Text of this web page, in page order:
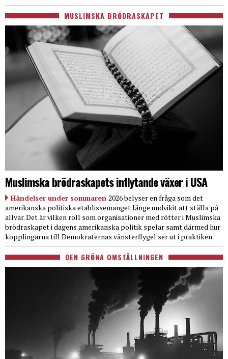
MUSLIMSKA BRÖDRASKAPET
Muslimska brödraskapets inflytande växer i USA
Händelser under sommaren 2026 belyser en fråga som det
amerikanska politiska etablissemanget länge undvikit att ställa på
allvar. Det är vilken roll som organisationer med rötter i Muslimska
brödraskapet i dagens amerikanska politik spelar samt därmed hur
kopplingarna till Demokraternas vänsterflygel ser ut i praktiken.
DEN GRÖNA OMSTÄLLNINGEN